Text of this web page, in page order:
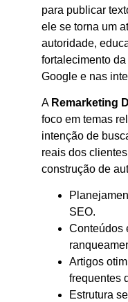
para publicar
ele se torna um
autoridade,
fortalecimento
Google e nas
A Remarketing
foco em temas
intenção de
reais dos
construção de
SEO.
Conteúdos
Artigos
frequentes
Estrutura